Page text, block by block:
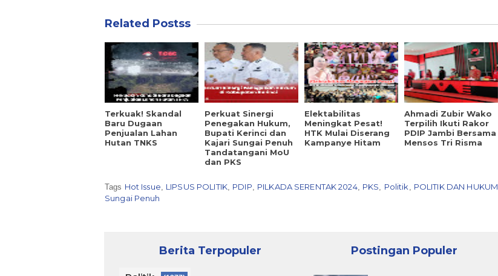
Related Postss
Terkuak! Skandal
Baru Dugaan
Penjualan Lahan
Hutan TNKS
Perkuat Sinergi
Penegakan Hukum,
Bupati Kerinci dan
Kajari Sungai Penuh
Tandatangani MoU
dan PKS
Elektabilitas
Meningkat Pesat!
HTK Mulai Diserang
Kampanye Hitam
Ahmadi Zubir Wako
Terpilih Ikuti Rakor
PDIP Jambi Bersama
Mensos Tri Risma
Tags Hot Issue, LIPSUS POLITIK, PDIP, PILKADA SERENTAK 2024, PKS, Politik , POLITIK DAN HUKUM
Sungai Penuh
Berita Terpopuler Postingan Populer